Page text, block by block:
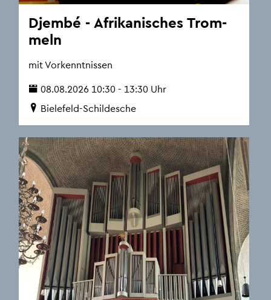
Djem­bé - Afri­ka­ni­sches Trom­
meln
mit Vor­kennt­nis­sen
08.08.2026 10:30 - 13:30 Uhr
Bie­le­feld-Schil­desche